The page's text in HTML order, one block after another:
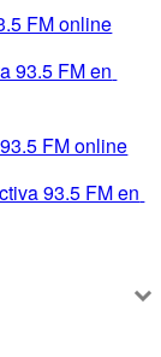
FM online
93.5 FM en
FM online
93.5 FM en